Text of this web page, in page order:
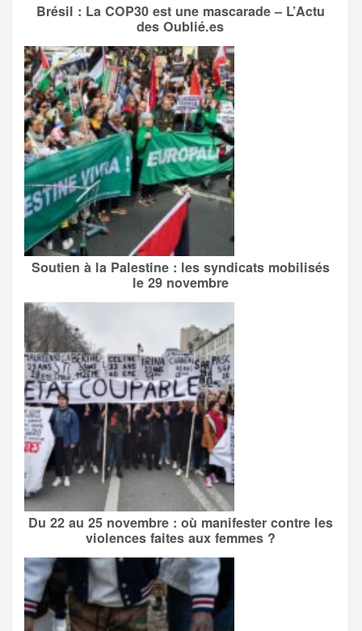
Brésil : La COP30 est une mascarade – L’Actu
des Oublié.es
Soutien à la Palestine : les syndicats mobilisés
le 29 novembre
Du 22 au 25 novembre : où manifester contre les
violences faites aux femmes ?